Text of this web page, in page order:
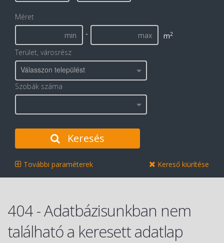
Méret
-
m2
Terület, városrész
Válasszon települést
Szobák száma
Keresés
További paraméterek Kereső kiürítése
404 - Adatbázisunkban nem
található a keresett adatlap